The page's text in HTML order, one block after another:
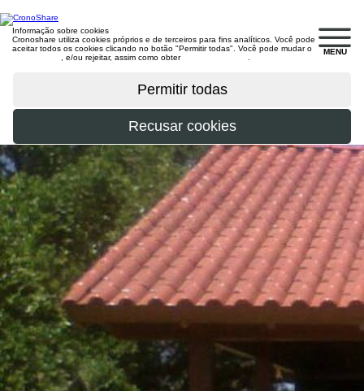
MENU
Informação sobre cookies
Cronoshare utiliza cookies próprios e de terceiros para fins analíticos. Você pode
aceitar todos os cookies clicando no botão "Permitir todas". Você pode mudar o
, e/ou rejeitar, assim como obter